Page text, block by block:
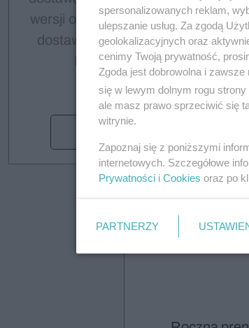
wersji online i PDF, bezpłatna
dostawa za pośrednictwem
Poczty Polskiej
Wybieram
spersonalizowanych reklam,
ulepszanie usług. Za zgodą
geolokalizacyjnych oraz
cenimy Twoją prywatność,
Zgoda jest dobrowolna i
się w lewym dolnym rogu strony
ale masz prawo sprzeciwić się
witrynie.
Zapoznaj się z poniższymi
internetowych. Szczegółowe
Prywatności i Cookies oraz po
PARTNERZY